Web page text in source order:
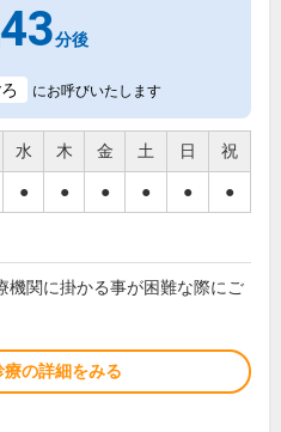
43分後
にお呼びいたします
水 木 金 土 日 祝
● ● ● ● ● ●
機関に掛かる事が困難な際にご
の詳細をみる